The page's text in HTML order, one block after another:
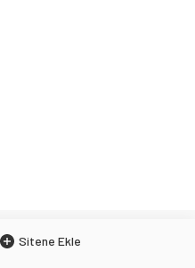
Sitene Ekle